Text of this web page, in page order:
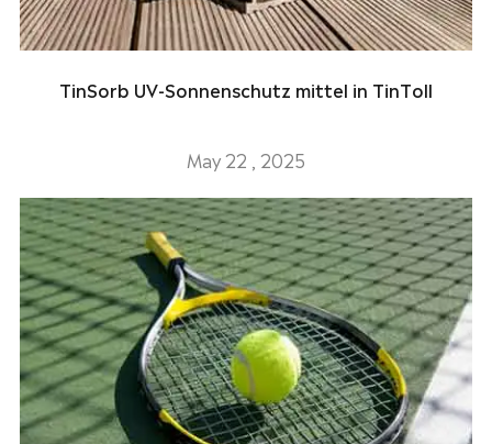
TinSorb UV-Sonnenschutz mittel in TinToll
May 22 , 2025